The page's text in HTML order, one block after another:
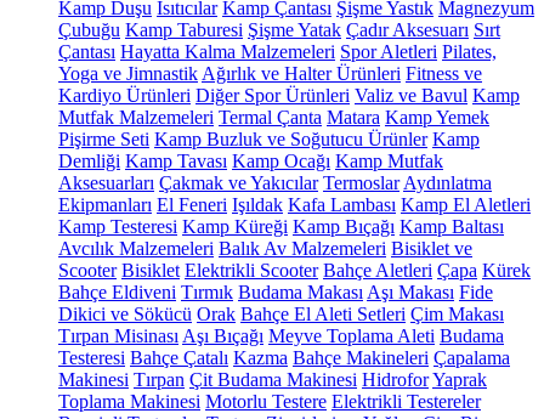
Kamp Duşu Isıtıcılar Kamp Çantası Şişme Yastık Magnezyum
Çubuğu Kamp Taburesi Şişme Yatak Çadır Aksesuarı Sırt
Çantası Hayatta Kalma Malzemeleri Spor Aletleri Pilates,
Yoga ve Jimnastik Ağırlık ve Halter Ürünleri Fitness ve
Kardiyo Ürünleri Diğer Spor Ürünleri Valiz ve Bavul Kamp
Mutfak Malzemeleri Termal Çanta Matara Kamp Yemek
Pişirme Seti Kamp Buzluk ve Soğutucu Ürünler Kamp
Demliği Kamp Tavası Kamp Ocağı Kamp Mutfak
Aksesuarları Çakmak ve Yakıcılar Termoslar Aydınlatma
Ekipmanları El Feneri Işıldak Kafa Lambası Kamp El Aletleri
Kamp Testeresi Kamp Küreği Kamp Bıçağı Kamp Baltası
Avcılık Malzemeleri Balık Av Malzemeleri Bisiklet ve
Scooter Bisiklet Elektrikli Scooter Bahçe Aletleri Çapa Kürek
Bahçe Eldiveni Tırmık Budama Makası Aşı Makası Fide
Dikici ve Sökücü Orak Bahçe El Aleti Setleri Çim Makası
Tırpan Misinası Aşı Bıçağı Meyve Toplama Aleti Budama
Testeresi Bahçe Çatalı Kazma Bahçe Makineleri Çapalama
Makinesi Tırpan Çit Budama Makinesi HidroforYaprak
Toplama Makinesi Motorlu Testere Elektrikli Testereler